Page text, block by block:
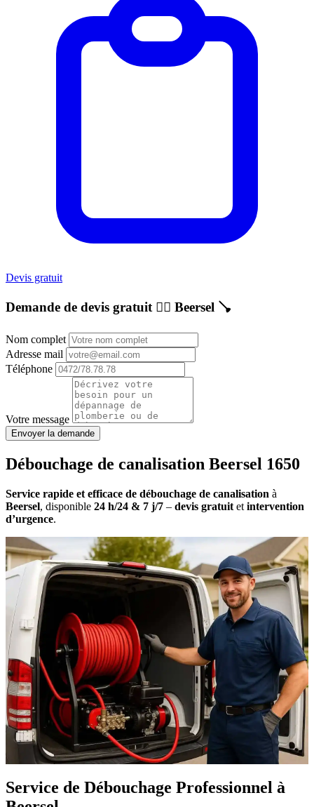
Devis gratuit
Demande de devis gratuit 👷‍♂️ Beersel 🪠
Nom complet
Adresse mail
Téléphone
Votre message
Envoyer la demande
Débouchage de canalisation Beersel 1650
Service rapide et efficace de débouchage de canalisation à
Beersel, disponible 24 h/24 & 7 j/7 – devis gratuit et intervention
d’urgence.
Service de Débouchage Professionnel à